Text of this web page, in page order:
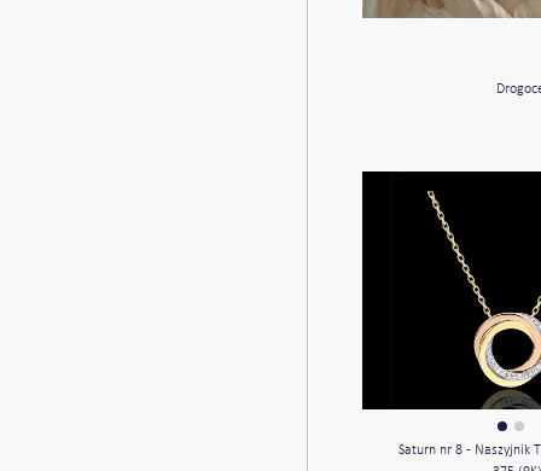
Saturn nr 8 - Naszyjnik